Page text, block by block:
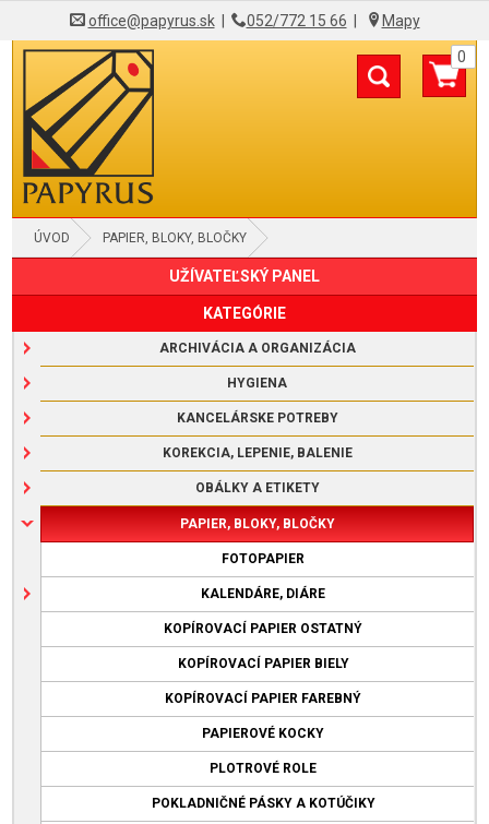
office@papyrus.sk| 052/772 15 66 Mapy
0
ÚVOD PAPIER, BLOKY, BLOČKY
UŽÍVATEĽSKÝ PANEL
KATEGÓRIE
ARCHIVÁCIA A ORGANIZÁCIA
HYGIENA
KANCELÁRSKE POTREBY
KOREKCIA, LEPENIE, BALENIE
OBÁLKY A ETIKETY
PAPIER, BLOKY, BLOČKY
FOTOPAPIER
KALENDÁRE, DIÁRE
KOPÍROVACÍ PAPIER OSTATNÝ
KOPÍROVACÍ PAPIER BIELY
KOPÍROVACÍ PAPIER FAREBNÝ
PAPIEROVÉ KOCKY
PLOTROVÉ ROLE
POKLADNIČNÉ PÁSKY A KOTÚČIKY